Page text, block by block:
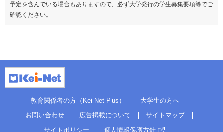
予定を含んでいる場合もありますので、必ず大学発行の学生募集要項等でご
確認ください。
教育関係者の方（Kei-Net Plus）
大学生の方へ
お問い合わせ
広告掲載について
サイトマップ
サイトポリシー
個人情報保護方針